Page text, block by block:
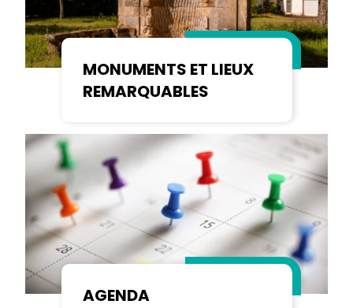
MONUMENTS ET LIEUX
REMARQUABLES
AGENDA